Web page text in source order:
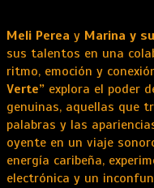
Meli Perea y Marina y
sus talentos en una
ritmo, emoción y
Verte” explora el poder
genuinas, aquellas que
palabras y las
oyente en un viaje
energía caribeña,
electrónica y un